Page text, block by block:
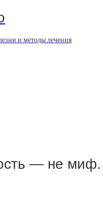
и методы лечения
— не миф.